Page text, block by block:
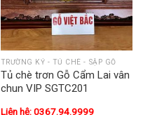
TRƯỜNG KỶ - TỦ CHÈ - SẬP GỖ
Tủ chè trơn Gỗ Cẩm Lai vân
chun VIP SGTC201
Liên hệ: 0367.94.9999